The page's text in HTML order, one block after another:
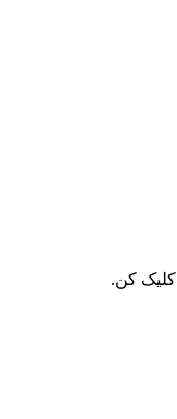
کلیک کن.